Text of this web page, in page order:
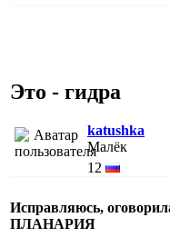
Это - гидра
katushka
Малёк
12
Исправляюсь,
ПЛАНАРИЯ